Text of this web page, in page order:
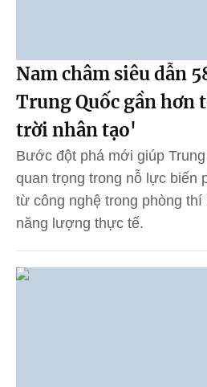
Nam châm siêu dẫn
Trung Quốc gần hơn
trời nhân tạo'
Bước đột phá mới giúp
quan trọng trong nỗ lực biến
từ công nghệ trong phòng thí
năng lượng thực tế.